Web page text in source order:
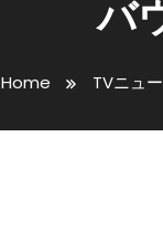
バ
Home TVニュ